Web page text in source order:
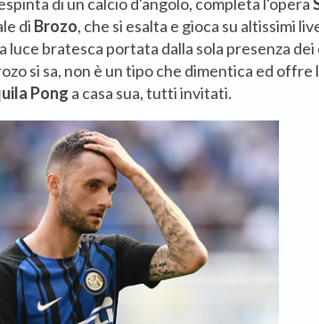
di Brozo, che si esalta e gioca su altissimi
luce bratesca portata dalla sola presenza dei
si sa, non è un tipo che dimentica ed offre
Pong a casa sua, tutti invitati.